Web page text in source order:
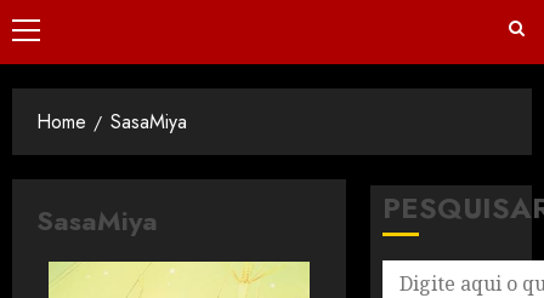
Home SasaMiya
SasaMiya